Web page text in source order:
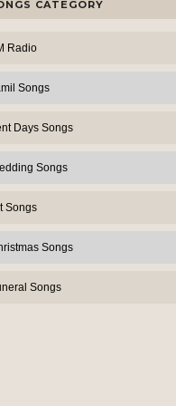
CATEGORY
Radio
Songs
Days Songs
Songs
Songs
Songs
Songs